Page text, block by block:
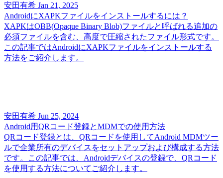
安田有希 Jan 21, 2025
AndroidにXAPKファイルをインストールするには？
XAPKはOBB(Opaque Binary Blob)ファイルと呼ばれる追加の
必須ファイルを含む、高度で圧縮されたファイル形式です。
この記事ではAndroidにXAPKファイルをインストールする
方法をご紹介します。
安田有希 Jun 25, 2024
Android用QRコード登録とMDMでの使用方法
QRコード登録とは、QRコードを使用してAndroid MDMツー
ルで企業所有のデバイスをセットアップおよび構成する方法
です。この記事では、Androidデバイスの登録で、QRコード
を使用する方法についてご紹介します。